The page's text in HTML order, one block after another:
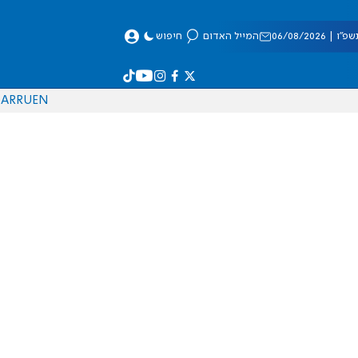
08/2026 המייל האדום חיפוש
EN
RU
AR